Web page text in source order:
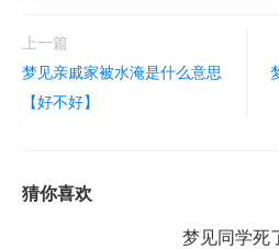
上一篇
梦见亲戚家被水淹是什么意思
【好不好】
猜你喜欢
梦见同学死